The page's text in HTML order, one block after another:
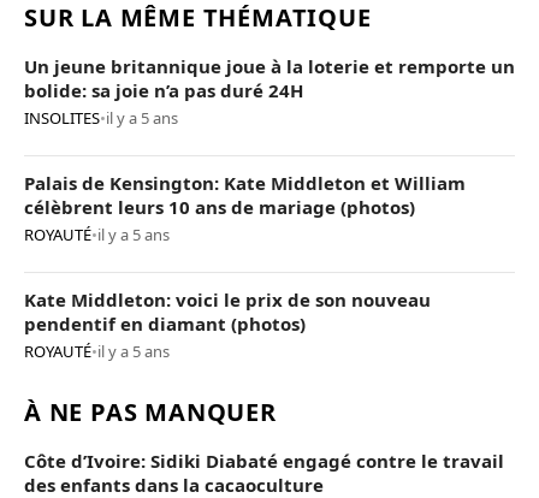
SUR LA MÊME THÉMATIQUE
Un jeune britannique joue à la loterie et remporte un
bolide: sa joie n’a pas duré 24H
INSOLITES•il y a 5 ans
Palais de Kensington: Kate Middleton et William
célèbrent leurs 10 ans de mariage (photos)
ROYAUTÉ•il y a 5 ans
Kate Middleton: voici le prix de son nouveau
pendentif en diamant (photos)
ROYAUTÉ•il y a 5 ans
À NE PAS MANQUER
Côte d’Ivoire: Sidiki Diabaté engagé contre le travail
des enfants dans la cacaoculture